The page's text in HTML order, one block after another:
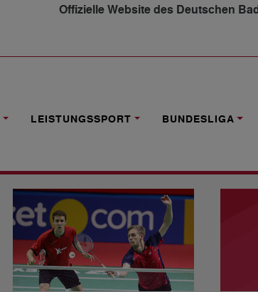
Offizielle Website des Deutschen
LEISTUNGSSPORT BUNDESLIGA